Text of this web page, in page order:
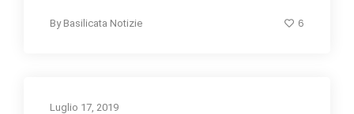
By Basilicata Notizie 6
Luglio 17, 2019